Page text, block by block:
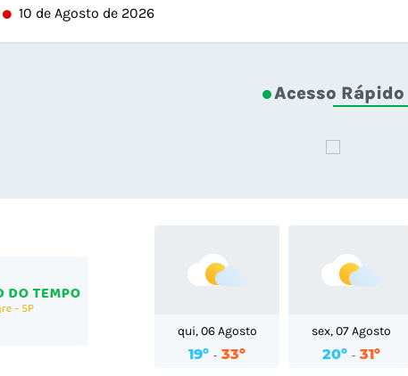
10 de Agosto de 2026
Acesso Rápido
qui, 06 Agosto
19º - 33º
sex, 07 Agosto
20º - 31º